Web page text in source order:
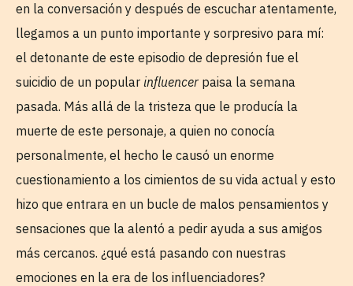
en la conversación y después de escuchar atentamente,
llegamos a un punto importante y sorpresivo para mí:
el detonante de este episodio de depresión fue el
suicidio de un popular influencer paisa la semana
pasada. Más allá de la tristeza que le producía la
muerte de este personaje, a quien no conocía
personalmente, el hecho le causó un enorme
cuestionamiento a los cimientos de su vida actual y esto
hizo que entrara en un bucle de malos pensamientos y
sensaciones que la alentó a pedir ayuda a sus amigos
más cercanos. ¿qué está pasando con nuestras
emociones en la era de los influenciadores?